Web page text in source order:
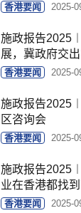
香港要闻 2025-
施政报告
展，冀政府交
香港要闻 2025-
施政报告
区咨询会
香港要闻 2025-
施政报告
业在香港都找
香港要闻 2025-